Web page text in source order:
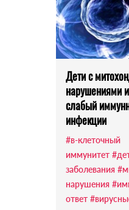
Дети с
нарушениями
слабый
инфекции
#в-клеточный
иммунитет
заболевания
нарушения
ответ